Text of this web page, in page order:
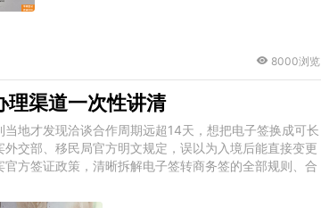
8000浏览
理渠道一次性讲清
地才发现洽谈合作周期远超14天，想把电子签换成可长
交部、移民局官方明文规定，误以为入境后能直接变更
方签证政策，清晰拆解电子签转商务签的全部规则、合